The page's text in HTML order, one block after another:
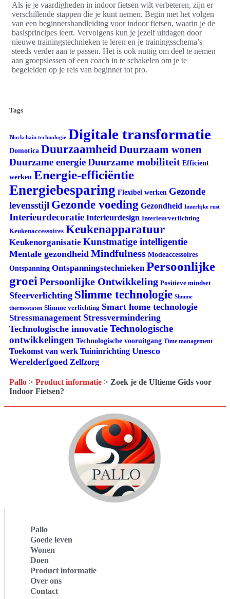
Als je je vaardigheden in indoor fietsen wilt verbeteren, zijn er
verschillende stappen die je kunt nemen. Begin met het volgen
van een beginnershandleiding voor indoor fietsen, waarin je de
basisprincipes leert. Vervolgens kun je jezelf uitdagen door
nieuwe trainingstechnieken te leren en je trainingsschema’s
steeds verder aan te passen. Het is ook nuttig om deel te nemen
aan groepslessen of een coach in te schakelen om je te
begeleiden op je reis van beginner tot pro.
Tags
Blockchain technologie Digitale transformatie
Domotica DuurzaamheidDuurzaam wonen
Duurzame energieDuurzame mobiliteit Efficient
werken Energie-efficiëntie
Energiebesparing Flexibel werken Gezonde
levensstijl Gezonde voeding Gezondheid Innerlijke rust
Interieurdecoratie Interieurdesign Interieurverlichting
Keukenaccessoires Keukenapparatuur
Keukenorganisatie Kunstmatige intelligentie
Mentale gezondheid Mindfulness Modeaccessoires
Ontspanning Ontspanningstechnieken Persoonlijke
groeiPersoonlijke Ontwikkeling Positieve mindset
Sfeerverlichting Slimme technologie Slimme
thermostaten Slimme verlichting Smart home technologie
Stressmanagement Stressvermindering
Technologische innovatie Technologische
ontwikkelingen Technologische vooruitgang Time management
Toekomst van werk Tuininrichting Unesco
Werelderfgoed Zelfzorg
Pallo > Product informatie > Zoek je de Ultieme Gids voor
Indoor Fietsen?
Pallo
Goede leven
Wonen
Doen
Product informatie
Over ons
Contact